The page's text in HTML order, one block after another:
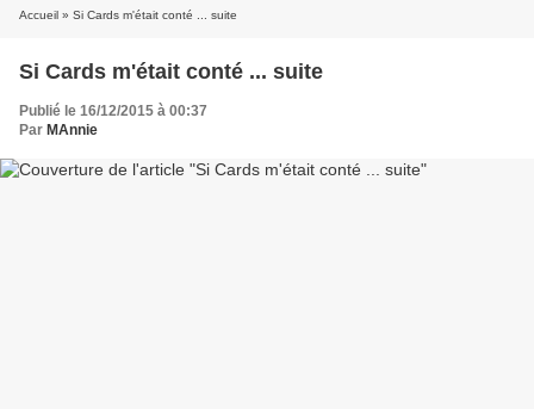
Accueil » Si Cards m'était conté ... suite
Si Cards m'était conté ... suite
Publié le 16/12/2015 à 00:37
Par MAnnie